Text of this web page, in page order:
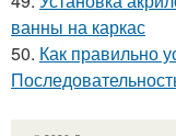
ванны на каркас
50. Как правильно